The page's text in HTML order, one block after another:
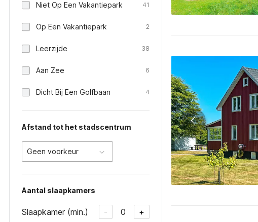
Niet Op Een Vakantiepark 41
Op Een Vakantiepark 2
Leerzijde 38
Aan Zee 6
Dicht Bij Een Golfbaan 4
Afstand tot het stadscentrum
Geen voorkeur
Aantal slaapkamers
Slaapkamer (min.) - 0 +